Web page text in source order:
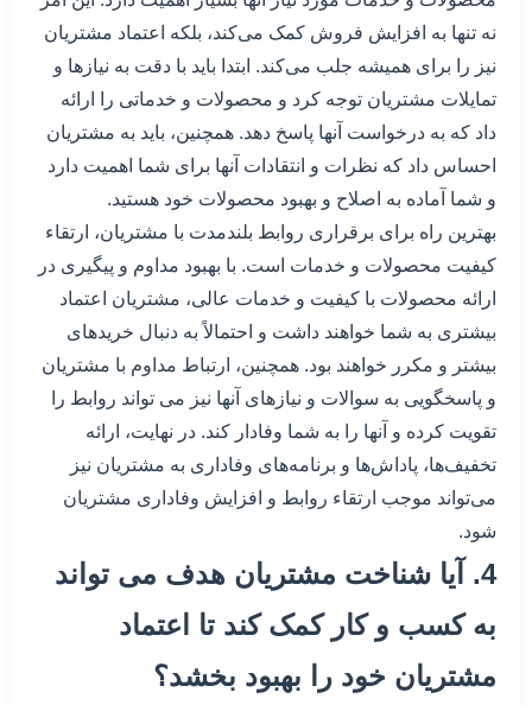
نه تنها به افزایش فروش کمک می‌کند، بلکه اعتماد مشتریان
نیز را برای همیشه جلب می‌کند. ابتدا باید با دقت به نیازها و
تمایلات مشتریان توجه کرد و محصولات و خدماتی را ارائه
داد که به درخواست آنها پاسخ دهد. همچنین، باید به مشتریان
احساس داد که نظرات و انتقادات آنها برای شما اهمیت دارد
و شما آماده به اصلاح و بهبود محصولات خود هستید.
بهترین راه برای برقراری روابط بلندمدت با مشتریان، ارتقاء
کیفیت محصولات و خدمات است. با بهبود مداوم و پیگیری در
ارائه محصولات با کیفیت و خدمات عالی، مشتریان اعتماد
بیشتری به شما خواهند داشت و احتمالاً به دنبال خریدهای
بیشتر و مکرر خواهند بود. همچنین، ارتباط مداوم با مشتریان
و پاسخگویی به سوالات و نیازهای آنها نیز می تواند روابط را
تقویت کرده و آنها را به شما وفادار کند. در نهایت، ارائه
تخفیف‌ها، پاداش‌ها و برنامه‌های وفاداری به مشتریان نیز
می‌تواند موجب ارتقاء روابط و افزایش وفاداری مشتریان
شود.
4. آیا شناخت مشتریان هدف می تواند
به کسب و کار کمک کند تا اعتماد
مشتریان خود را بهبود بخشد؟